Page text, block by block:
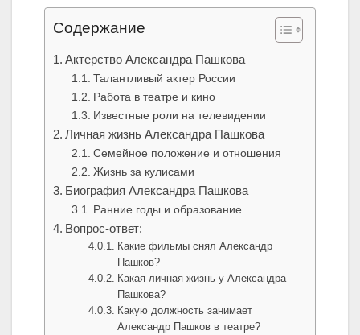
Содержание
Актерство Александра Пашкова
Талантливый актер России
Работа в театре и кино
Известные роли на телевидении
Личная жизнь Александра Пашкова
Семейное положение и отношения
Жизнь за кулисами
Биография Александра Пашкова
Ранние годы и образование
Вопрос-ответ:
Какие фильмы снял Александр
Пашков?
Какая личная жизнь у Александра
Пашкова?
Какую должность занимает
Александр Пашков в театре?